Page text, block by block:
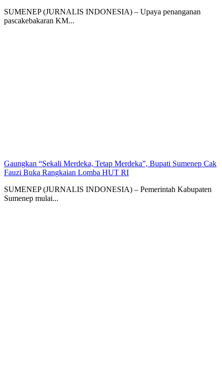
SUMENEP (JURNALIS INDONESIA) – Upaya penanganan
pascakebakaran KM...
Gaungkan “Sekali Merdeka, Tetap Merdeka”, Bupati Sumenep Cak
Fauzi Buka Rangkaian Lomba HUT RI
SUMENEP (JURNALIS INDONESIA) – Pemerintah Kabupaten
Sumenep mulai...